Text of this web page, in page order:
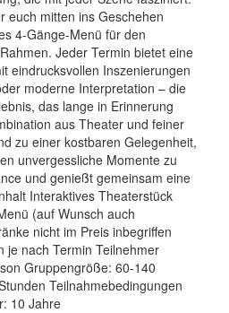
euch mitten ins Geschehen
4-Gänge-Menü für den
Jeder Termin bietet eine
eindrucksvollen Inszenierungen
moderne Interpretation – die
das lange in Erinnerung
aus Theater und feiner
zu einer kostbaren Gelegenheit,
unvergessliche Momente zu
und genießt gemeinsam eine
Interaktives Theaterstück
(auf Wunsch auch
nicht im Preis inbegriffen
je nach Termin Teilnehmer
Gruppengröße: 60-140
Teilnahmebedingungen
10 Jahre